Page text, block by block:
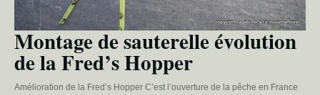
Montage de sauterelle évolution
de la Fred’s Hopper
Amélioration de la Fred’s Hopper C’est l’ouverture de la pêche en France